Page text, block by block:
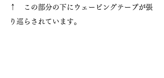
↑　この部分の下にウェービングテープが張
り巡らされています。